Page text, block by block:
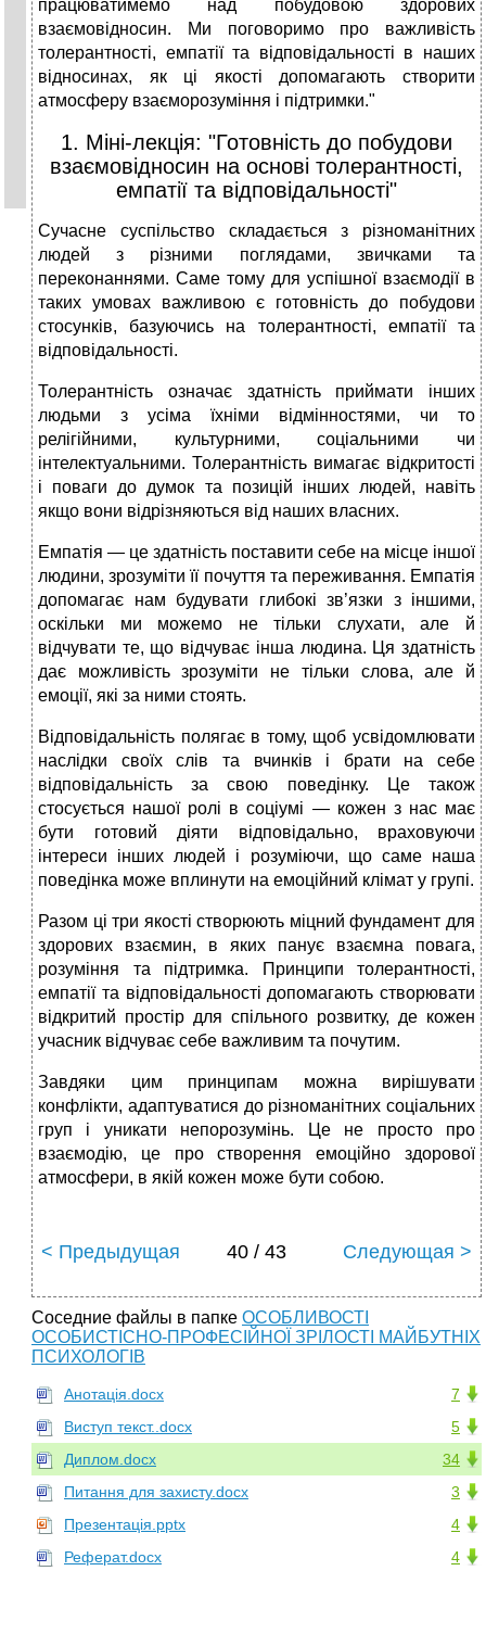
працюватимемо над побудовою здорових
взаємовідносин. Ми поговоримо про важливість
толерантності, емпатії та відповідальності в наших
відносинах, як ці якості допомагають створити
атмосферу взаєморозуміння і підтримки."
1. Міні-лекція: "Готовність до побудови
взаємовідносин на основі толерантності,
емпатії та відповідальності"
Сучасне суспільство складається з різноманітних
людей з різними поглядами, звичками та
переконаннями. Саме тому для успішної взаємодії в
таких умовах важливою є готовність до побудови
стосунків, базуючись на толерантності, емпатії та
відповідальності.
Толерантність означає здатність приймати інших
людьми з усіма їхніми відмінностями, чи то
релігійними, культурними, соціальними чи
інтелектуальними. Толерантність вимагає відкритості
і поваги до думок та позицій інших людей, навіть
якщо вони відрізняються від наших власних.
Емпатія — це здатність поставити себе на місце іншої
людини, зрозуміти її почуття та переживання. Емпатія
допомагає нам будувати глибокі зв’язки з іншими,
оскільки ми можемо не тільки слухати, але й
відчувати те, що відчуває інша людина. Ця здатність
дає можливість зрозуміти не тільки слова, але й
емоції, які за ними стоять.
Відповідальність полягає в тому, щоб усвідомлювати
наслідки своїх слів та вчинків і брати на себе
відповідальність за свою поведінку. Це також
стосується нашої ролі в соціумі — кожен з нас має
бути готовий діяти відповідально, враховуючи
інтереси інших людей і розуміючи, що саме наша
поведінка може вплинути на емоційний клімат у групі.
Разом ці три якості створюють міцний фундамент для
здорових взаємин, в яких панує взаємна повага,
розуміння та підтримка. Принципи толерантності,
емпатії та відповідальності допомагають створювати
відкритий простір для спільного розвитку, де кожен
учасник відчуває себе важливим та почутим.
Завдяки цим принципам можна вирішувати
конфлікти, адаптуватися до різноманітних соціальних
груп і уникати непорозумінь. Це не просто про
взаємодію, це про створення емоційно здорової
атмосфери, в якій кожен може бути собою.
< Предыдущая 40 / 43 Следующая >
Соседние файлы в папке ОСОБЛИВОСТІ
ОСОБИСТІСНО-ПРОФЕСІЙНОЇ ЗРІЛОСТІ МАЙБУТНІХ
ПСИХОЛОГІВ
7
Анотація.docx
5
Виступ текст..docx
34
Диплом.docx
3
Питання для захисту.docx
4
Презентація.pptx
4
Реферат.docx